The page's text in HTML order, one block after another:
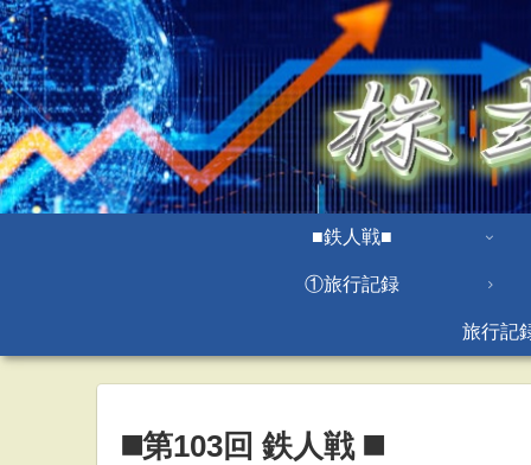
■鉄人戦■
①旅行記録
旅行記
◼️第103回 鉄人戦 ◼️